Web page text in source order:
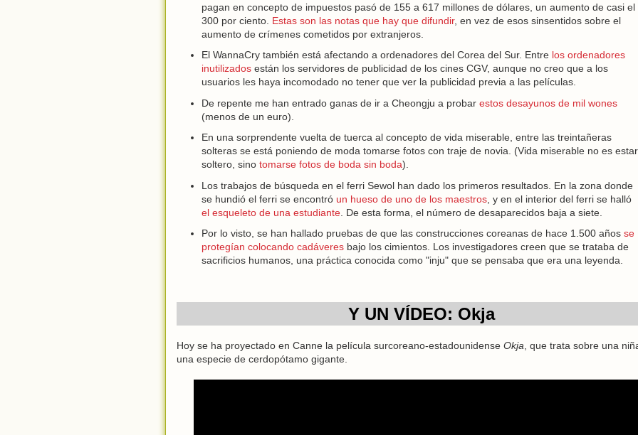
pagan en concepto de impuestos pasó de 155 a 617 millones de dólares, un aumento de casi el
300 por ciento. Estas son las notas que hay que difundir, en vez de esos sinsentidos sobre el
aumento de crímenes cometidos por extranjeros.
El WannaCry también está afectando a ordenadores del Corea del Sur. Entre los ordenadores
inutilizados están los servidores de publicidad de los cines CGV, aunque no creo que a los
usuarios les haya incomodado no tener que ver la publicidad previa a las películas.
De repente me han entrado ganas de ir a Cheongju a probar estos desayunos de mil wones
(menos de un euro).
En una sorprendente vuelta de tuerca al concepto de vida miserable, entre las treintañeras
solteras se está poniendo de moda tomarse fotos con traje de novia. (Vida miserable no es estar
soltero, sino tomarse fotos de boda sin boda).
Los trabajos de búsqueda en el ferri Sewol han dado los primeros resultados. En la zona donde
se hundió el ferri se encontró un hueso de uno de los maestros , y en el interior del ferri se halló
el esqueleto de una estudiante . De esta forma, el número de desaparecidos baja a siete.
Por lo visto, se han hallado pruebas de que las construcciones coreanas de hace 1.500 años se
protegían colocando cadáveres bajo los cimientos. Los investigadores creen que se trataba de
sacrificios humanos, una práctica conocida como "inju" que se pensaba que era una leyenda.
Y UN VÍDEO: Okja
Hoy se ha proyectado en Canne la película surcoreano-estadounidense Okja , que trata sobre una
una especie de cerdopótamo gigante.